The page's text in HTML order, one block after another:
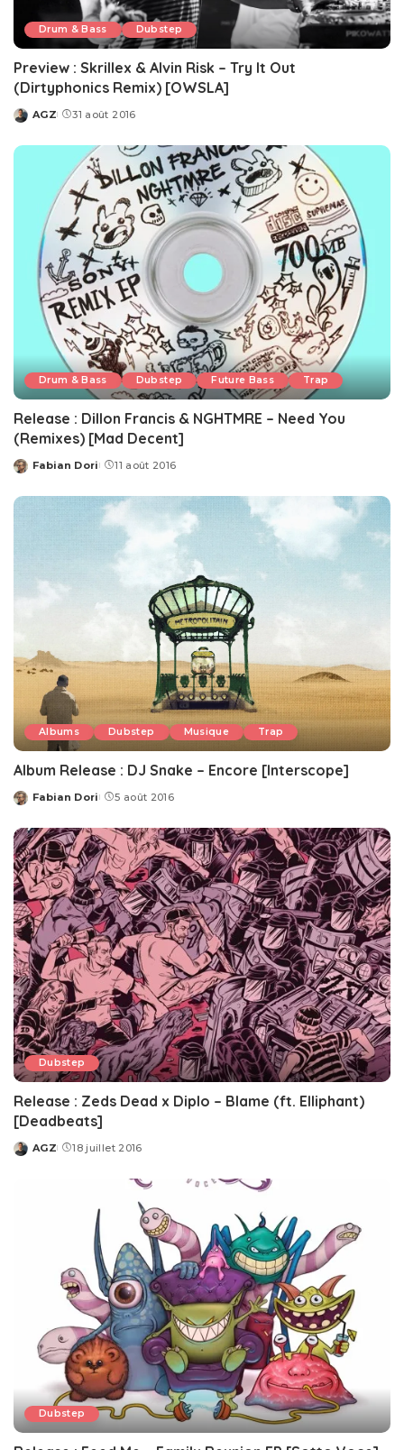
Drum & Bass Dubstep
Preview : Skrillex & Alvin Risk – Try It Out
(Dirtyphonics Remix) [OWSLA]
Posted
AGZ 31 août 2016
Drum & Bass Dubstep Future Bass Trap
Release : Dillon Francis & NGHTMRE – Need You
(Remixes) [Mad Decent]
Posted
Fabian Dori 11 août 2016
Albums Dubstep Musique Trap
Album Release : DJ Snake – Encore [Interscope]
Posted
Fabian Dori 5 août 2016
Dubstep
Release : Zeds Dead x Diplo – Blame (ft. Elliphant)
[Deadbeats]
Posted
AGZ 18 juillet 2016
Dubstep